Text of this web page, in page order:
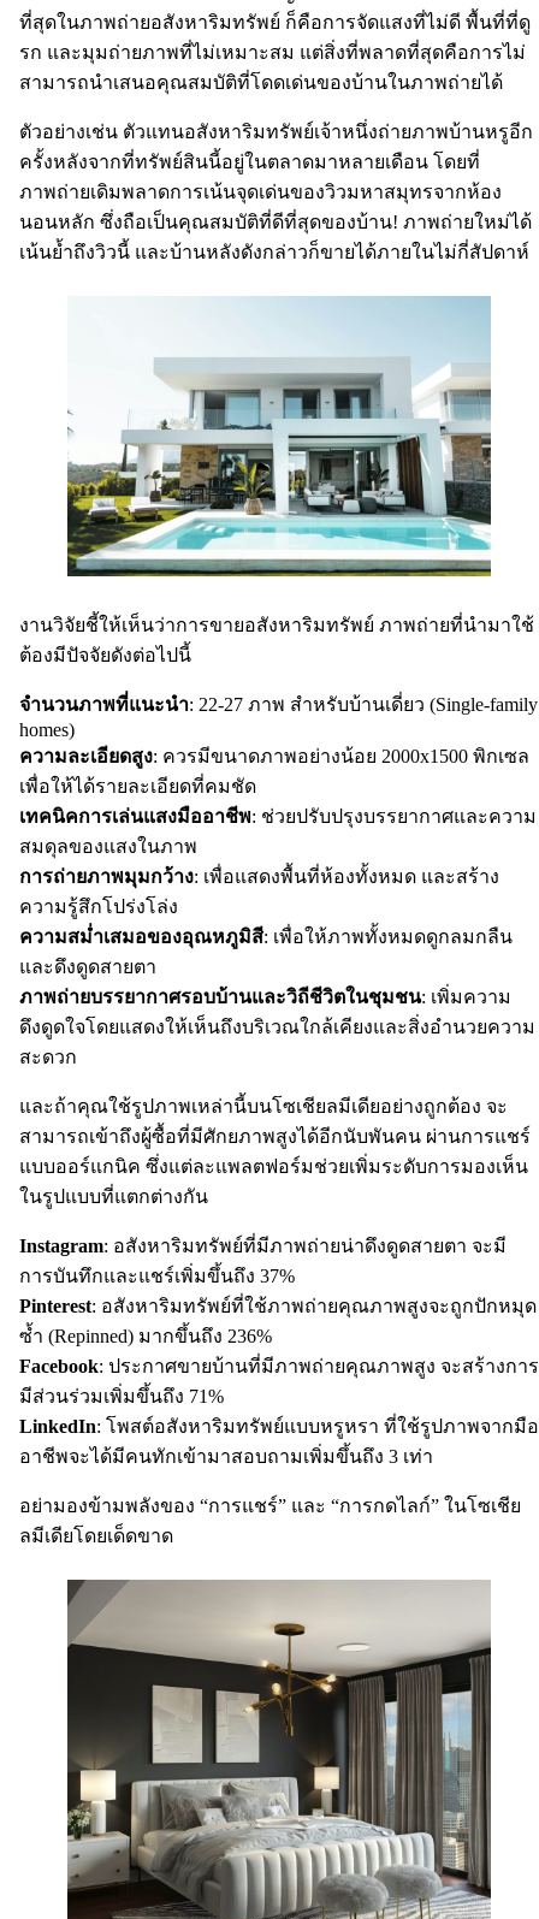
ที่สุดในภาพถ่ายอสังหาริมทรัพย์ ก็คือการจัดแสงที่ไม่ดี พื้นที่ที่ดู
รก และมุมถ่ายภาพที่ไม่เหมาะสม แต่สิ่งที่พลาดที่สุดคือการไม่
สามารถนำเสนอคุณสมบัติที่โดดเด่นของบ้านในภาพถ่ายได้
ตัวอย่างเช่น ตัวแทนอสังหาริมทรัพย์เจ้าหนึ่งถ่ายภาพบ้านหรูอีก
ครั้งหลังจากที่ทรัพย์สินนี้อยู่ในตลาดมาหลายเดือน โดยที่
ภาพถ่ายเดิมพลาดการเน้นจุดเด่นของวิวมหาสมุทรจากห้อง
นอนหลัก ซึ่งถือเป็นคุณสมบัติที่ดีที่สุดของบ้าน! ภาพถ่ายใหม่ได้
เน้นย้ำถึงวิวนี้ และบ้านหลังดังกล่าวก็ขายได้ภายในไม่กี่สัปดาห์
งานวิจัยชี้ให้เห็นว่าการขายอสังหาริมทรัพย์ ภาพถ่ายที่นำมาใช้
ต้องมีปัจจัยดังต่อไปนี้
จำนวนภาพที่แนะนำ: 22-27 ภาพ สำหรับบ้านเดี่ยว (Single-family
homes)
ความละเอียดสูง: ควรมีขนาดภาพอย่างน้อย 2000x1500 พิกเซล
เพื่อให้ได้รายละเอียดที่คมชัด
เทคนิคการเล่นแสงมืออาชีพ: ช่วยปรับปรุงบรรยากาศและความ
สมดุลของแสงในภาพ
การถ่ายภาพมุมกว้าง: เพื่อแสดงพื้นที่ห้องทั้งหมด และสร้าง
ความรู้สึกโปร่งโล่ง
ความสม่ำเสมอของอุณหภูมิสี: เพื่อให้ภาพทั้งหมดดูกลมกลืน
และดึงดูดสายตา
ภาพถ่ายบรรยากาศรอบบ้านและวิถีชีวิตในชุมชน: เพิ่มความ
ดึงดูดใจโดยแสดงให้เห็นถึงบริเวณใกล้เคียงและสิ่งอำนวยความ
สะดวก
และถ้าคุณใช้รูปภาพเหล่านี้บนโซเชียลมีเดียอย่างถูกต้อง จะ
สามารถเข้าถึงผู้ซื้อที่มีศักยภาพสูงได้อีกนับพันคน ผ่านการแชร์
แบบออร์แกนิค ซึ่งแต่ละแพลตฟอร์มช่วยเพิ่มระดับการมองเห็น
ในรูปแบบที่แตกต่างกัน
Instagram: อสังหาริมทรัพย์ที่มีภาพถ่ายน่าดึงดูดสายตา จะมี
การบันทึกและแชร์เพิ่มขึ้นถึง 37%
Pinterest: อสังหาริมทรัพย์ที่ใช้ภาพถ่ายคุณภาพสูงจะถูกปักหมุด
ซ้ำ (Repinned) มากขึ้นถึง 236%
Facebook: ประกาศขายบ้านที่มีภาพถ่ายคุณภาพสูง จะสร้างการ
มีส่วนร่วมเพิ่มขึ้นถึง 71%
LinkedIn: โพสต์อสังหาริมทรัพย์แบบหรูหรา ที่ใช้รูปภาพจากมือ
อาชีพจะได้มีคนทักเข้ามาสอบถามเพิ่มขึ้นถึง 3 เท่า
อย่ามองข้ามพลังของ “การแชร์” และ “การกดไลก์” ในโซเชีย
ลมีเดียโดยเด็ดขาด